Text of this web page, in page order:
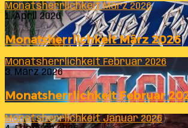
Monatsherrlichkeit März 2026
1. April 2026
Monatsherrlichkeit März 2026
Monatsherrlichkeit Februar 2026
3. März 2026
Monatsherrlichkeit Februar
Monatsherrlichkeit Januar 2026